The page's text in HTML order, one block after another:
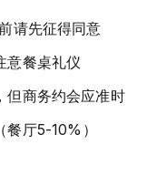
请先征得同意
意餐桌礼仪
但商务约会应准时
餐厅5-10%）